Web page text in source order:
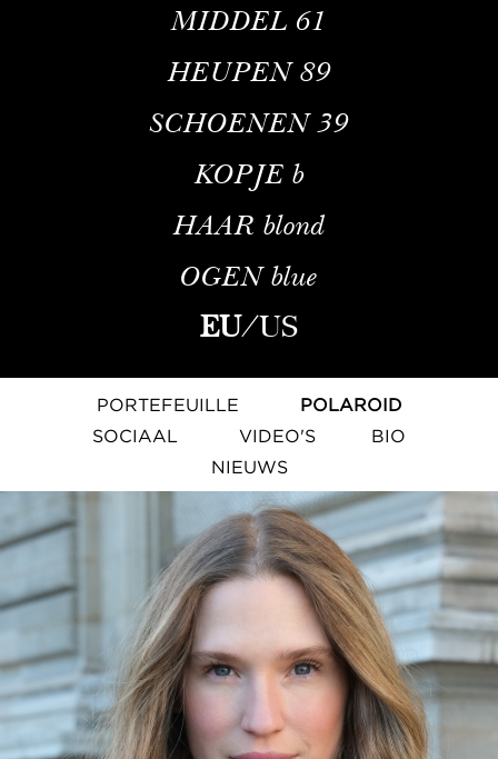
MIDDEL 61
HEUPEN 89
SCHOENEN 39
KOPJE b
HAAR blond
OGEN blue
EU/US
PORTEFEUILLE
POLAROID
SOCIAAL
VIDEO'S
BIO
NIEUWS